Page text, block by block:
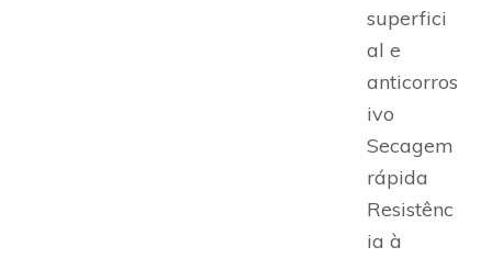
superfici
al e
anticorros
ivo
Secagem
rápida
Resistênc
ia à